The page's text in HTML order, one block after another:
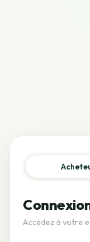
Accédez à votre